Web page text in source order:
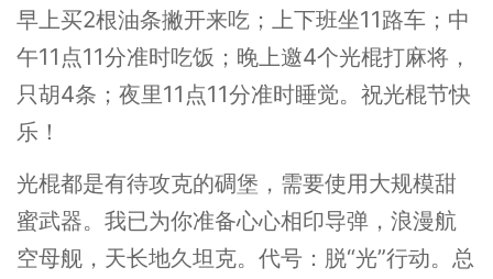
早上买2根油条撇开来吃；上下班坐11路车；中
午11点11分准时吃饭；晚上邀4个光棍打麻将，
只胡4条；夜里11点11分准时睡觉。祝光棍节快
乐！
光棍都是有待攻克的碉堡，需要使用大规模甜
蜜武器。我已为你准备心心相印导弹，浪漫航
空母舰，天长地久坦克。代号：脱“光”行动。总